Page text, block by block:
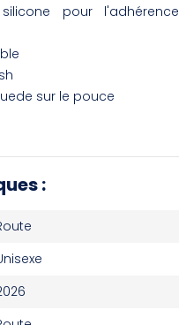
pour l'adhérence
sur le pouce
: